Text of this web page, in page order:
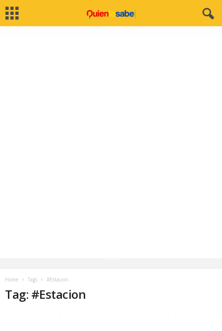
Home Tags #Estacion
Tag: #Estacion